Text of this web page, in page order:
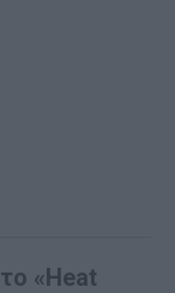
«Heat